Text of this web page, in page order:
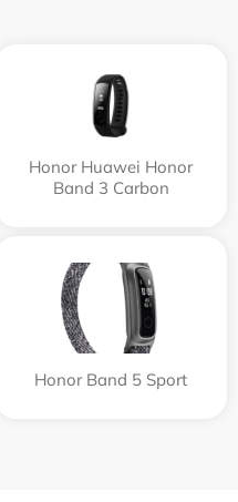
Honor Huawei Honor
Band 3 Carbon
Honor Band 5 Sport